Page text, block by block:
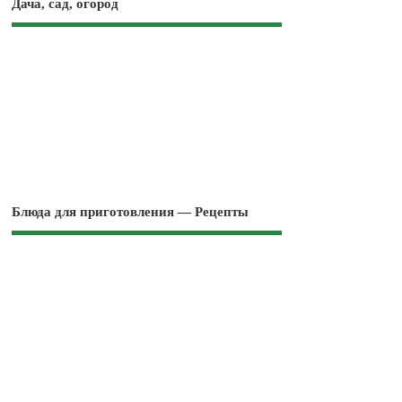
Дача, сад, огород
Блюда для приготовления — Рецепты